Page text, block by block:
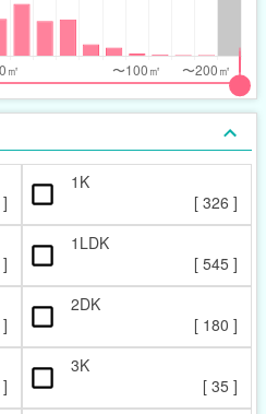
]
1K
[ 326 ]
]
1LDK
[ 545 ]
]
2DK
[ 180 ]
]
3K
[ 35 ]